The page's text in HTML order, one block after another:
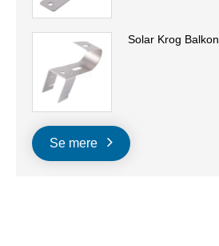
Solar Krog Balkon
Se mere